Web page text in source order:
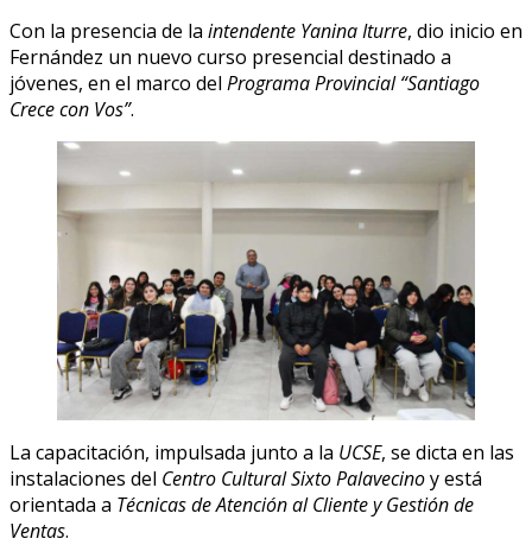
Con la presencia de la intendente Yanina Iturre, dio inicio en
Fernández un nuevo curso presencial destinado a
jóvenes, en el marco del Programa Provincial “Santiago
Crece con Vos”.
La capacitación, impulsada junto a la UCSE, se dicta en las
instalaciones del Centro Cultural Sixto Palavecinoy está
orientada a Técnicas de Atención al Cliente y Gestión de
Ventas.